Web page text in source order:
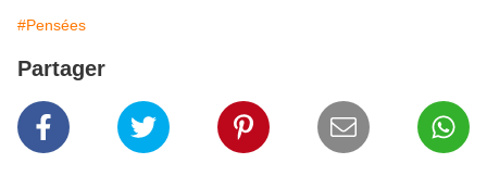
#Pensées
Partager